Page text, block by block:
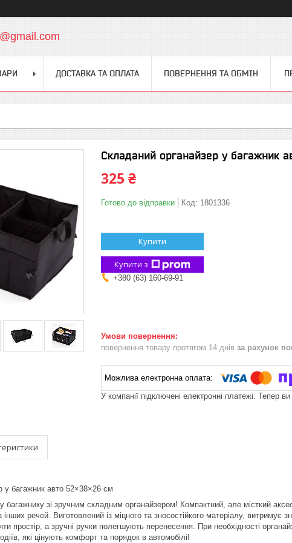
ДОСТАВКА ТА ОПЛАТА ПОВЕРНЕННЯ ТА ОБМІН
Складаний органайзер у багажник
325 ₴
Готово до відправки Код: 1801336
Купити
Купити з
+380 (63) 160-69-91
повернення товару протягом 14 днів за рахунок
У компанії підключені електронні платежі. Тепер
у багажник авто 52×38×26 см
багажнику зі зручним складним органайзером! Компактний, але місткий
інших речей. Виготовлений із міцного та зносостійкого матеріалу,
простір, а зручні ручки полегшують перенесення. При необхідності
які цінують комфорт та порядок в автомобілі!